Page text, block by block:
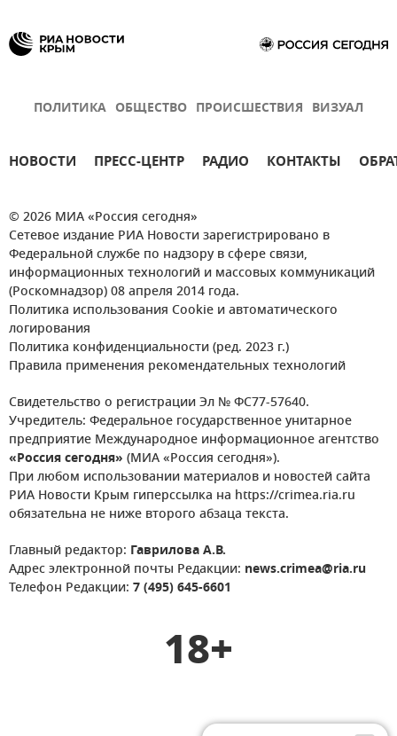
ПОЛИТИКА ОБЩЕСТВО ПРОИСШЕСТВИЯ ВИЗУАЛ
НОВОСТИ ПРЕСС-ЦЕНТР РАДИО КОНТАКТЫ
© 2026 МИА «Россия сегодня»
Сетевое издание РИА Новости зарегистрировано в
Федеральной службе по надзору в сфере связи,
информационных технологий и массовых коммуникаций
(Роскомнадзор) 08 апреля 2014 года.
Политика использования Cookie и автоматического
логирования
Политика конфиденциальности (ред. 2023 г.)
Правила применения рекомендательных технологий
Свидетельство о регистрации Эл № ФС77-57640.
Учредитель: Федеральное государственное унитарное
предприятие Международное информационное агентство
«Россия сегодня» (МИА «Россия сегодня»).
При любом использовании материалов и новостей сайта
РИА Новости Крым гиперссылка на https://crimea.ria.ru
обязательна не ниже второго абзаца текста.
Главный редактор: Гаврилова А.В.
Адрес электронной почты Редакции: news.crimea@ria.ru
Телефон Редакции: 7 (495) 645-6601
18+